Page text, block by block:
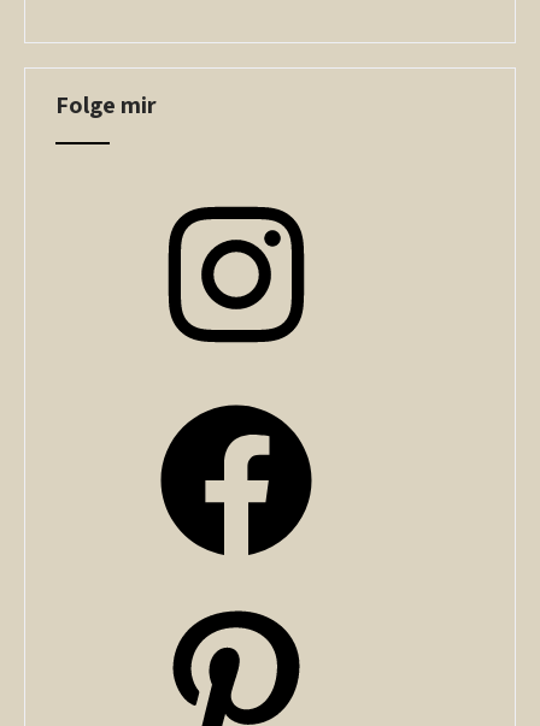
Folge mir